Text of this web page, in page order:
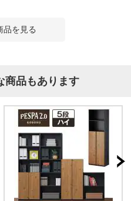
品を見る
商品もあります